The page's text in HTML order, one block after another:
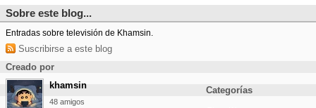
Sobre este blog...
Entradas sobre televisión de Khamsin.
Suscribirse a este blog
Creado por
khamsin
48 amigos
Categorías